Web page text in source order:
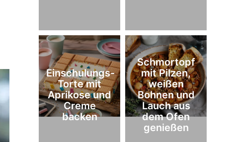
Einschulungs-
Torte mit
Aprikose und
Creme
backen
Schmortopf
mit Pilzen,
weißen
Bohnen und
Lauch aus
dem Ofen
genießen